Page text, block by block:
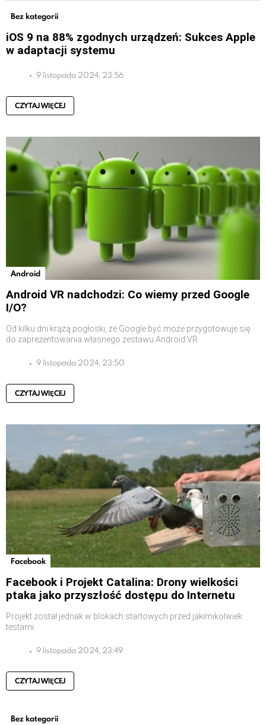
Bez kategorii
iOS 9 na 88% zgodnych urządzeń: Sukces Apple
w adaptacji systemu
9 listopada 2024, 23:56
CZYTAJ WIĘCEJ
Android
Android VR nadchodzi: Co wiemy przed Google
I/O?
Od kilku dni krążą pogłoski, że Google być może przygotowuje się
do zaprezentowania własnego zestawu Android VR
9 listopada 2024, 23:50
CZYTAJ WIĘCEJ
Facebook
Facebook i Projekt Catalina: Drony wielkości
ptaka jako przyszłość dostępu do Internetu
Projekt został jednak w blokach startowych przed jakimikolwiek
testami
9 listopada 2024, 23:49
CZYTAJ WIĘCEJ
Bez kategorii